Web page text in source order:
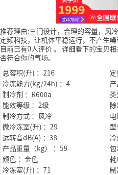
推荐理由:三门设计，合理的容量，风
定频科技，让机体平稳运行，不产生
目前已有0人评价。 详细看下的宝贝
否符合你的气场。
总容积(升) ：216
冷冻能力(kg/24h) ：4
制冷剂 ：R600a
能效等级 ：2级
制冷方式 ：风冷
微冷冻室(升) ：29
运转音dB(A) ：38
产品重量（kg） ：59
颜色 ：金色
冷冻室(升) ：71